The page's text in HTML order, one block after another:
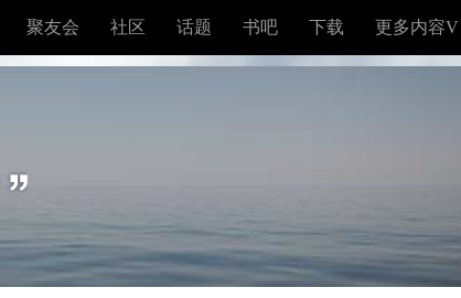
聚友会 社区 话题 书吧 下载 更多内容V